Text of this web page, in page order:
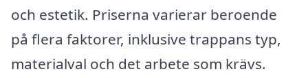
och estetik. Priserna varierar beroende
på flera faktorer, inklusive trappans typ,
materialval och det arbete som krävs.